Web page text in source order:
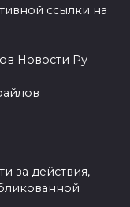
ссылки на
Новости Ру
за действия,